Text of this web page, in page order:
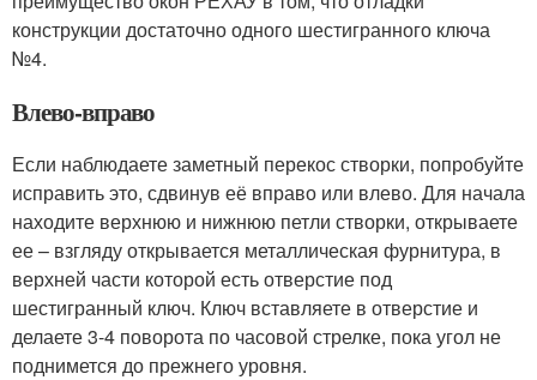
конструкции достаточно одного шестигранного ключа
№4.
Влево-вправо
Если наблюдаете заметный перекос створки, попробуйте
исправить это, сдвинув её вправо или влево. Для начала
находите верхнюю и нижнюю петли створки, открываете
ее – взгляду открывается металлическая фурнитура, в
верхней части которой есть отверстие под
шестигранный ключ. Ключ вставляете в отверстие и
делаете 3-4 поворота по часовой стрелке, пока угол не
поднимется до прежнего уровня.